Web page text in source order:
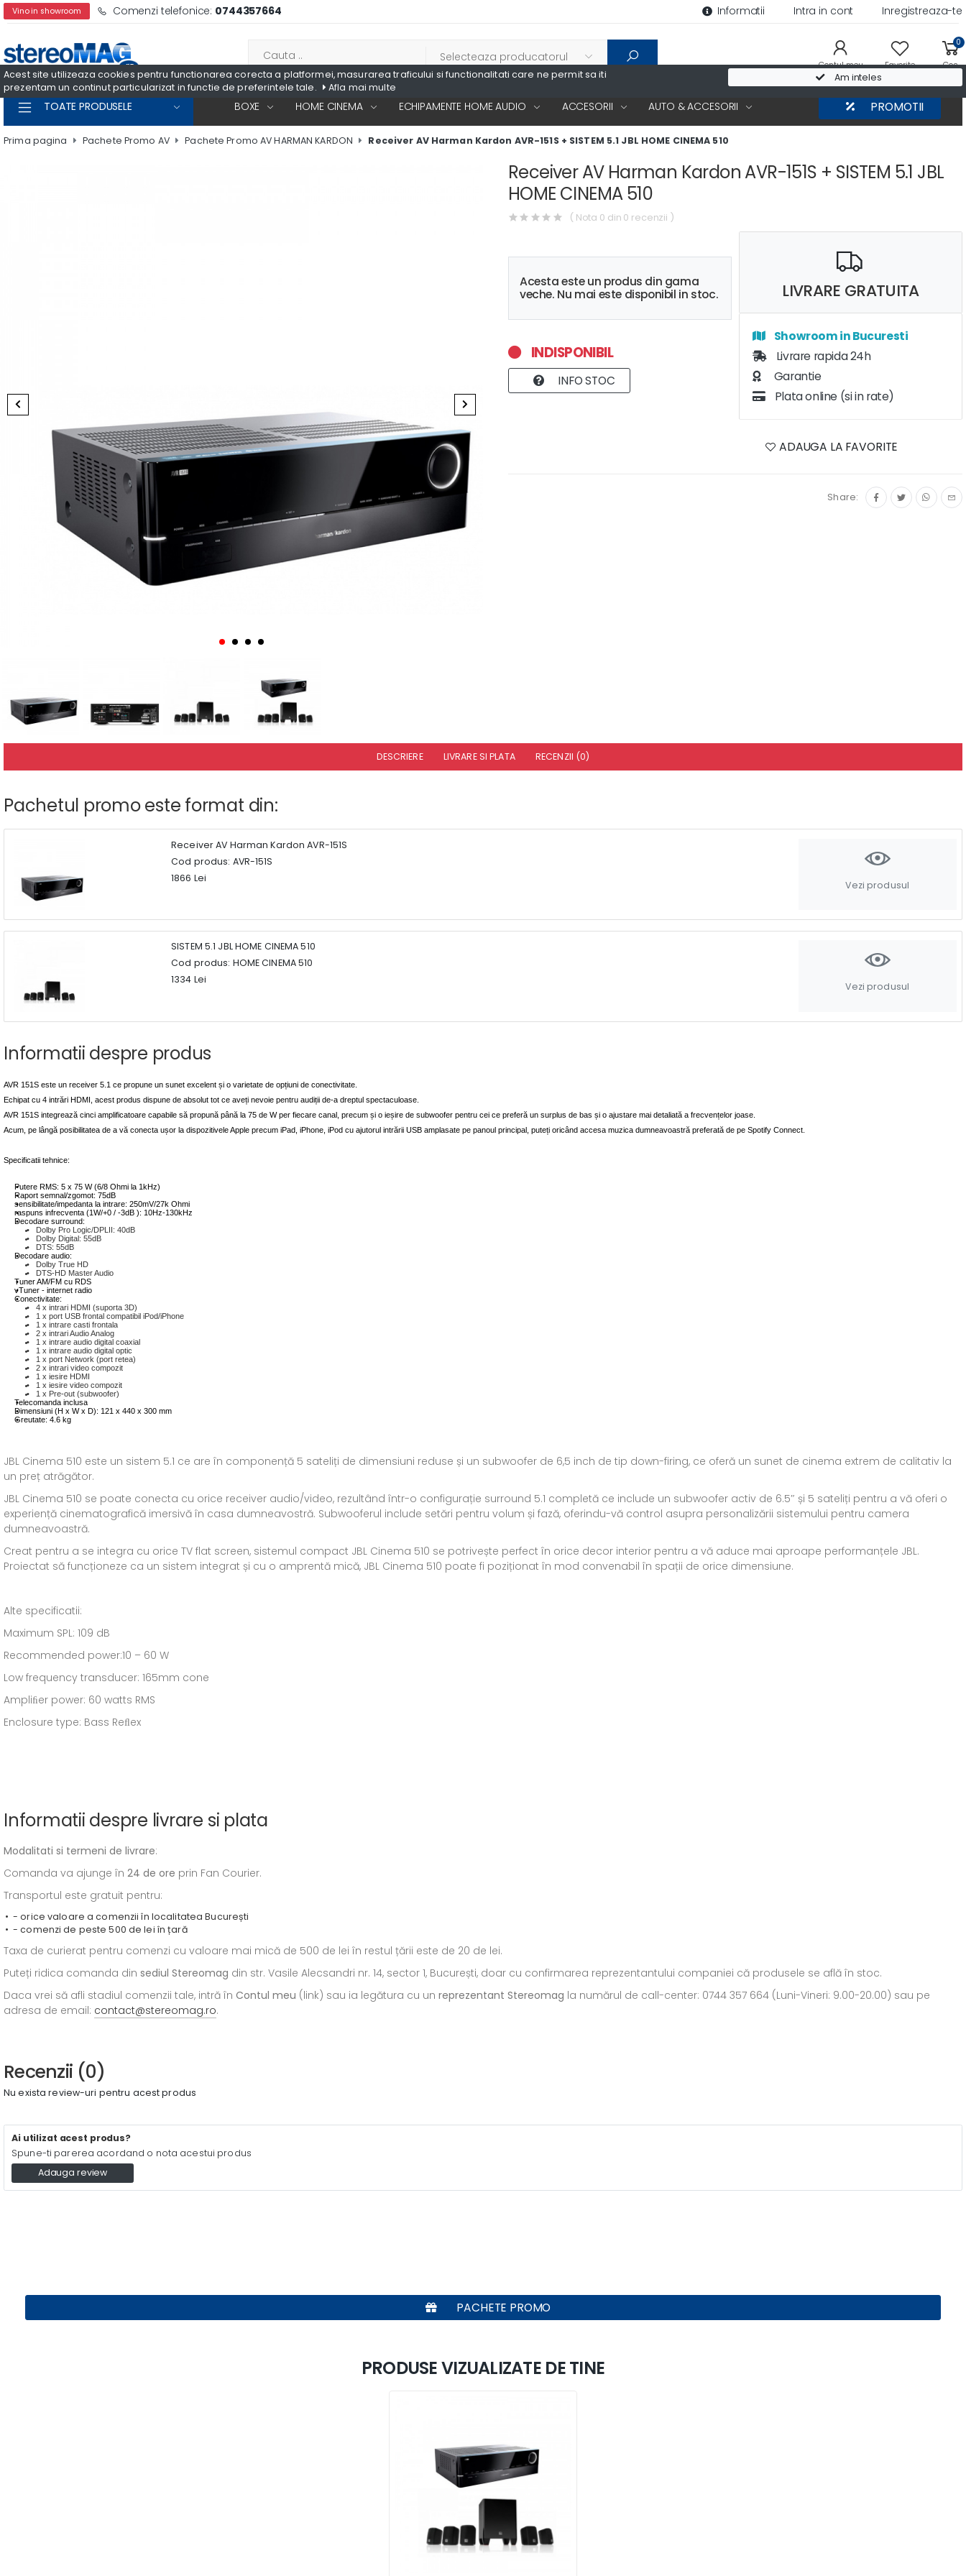
Acest site utilizeaza cookies pentru functionarea corecta a platformei, masurarea traficului si functionalitati care ne permit sa iti
prezentam un continut particularizat in functie de preferintele tale.
Afla mai multe
Am inteles
Vino in showroom Comenzi telefonice: 0744357664 Informatii Intra in cont Inregistreaza-te
Contul meu Favorite
0
Cos
TOATE PRODUSELE BOXE HOME CINEMA ECHIPAMENTE HOME AUDIO ACCESORII AUTO & ACCESORII PROMOTII
Prima pagina Pachete Promo AV Pachete Promo AV HARMAN KARDON Receiver AV Harman Kardon AVR-151S + SISTEM 5.1 JBL HOME CINEMA 510
Receiver AV Harman Kardon AVR-151S + SISTEM 5.1 JBL
HOME CINEMA 510
( Nota 0 din 0 recenzii )
Acesta este un produs din gama
veche. Nu mai este disponibil in stoc.
INDISPONIBIL
INFO STOC
LIVRARE GRATUITA
Showroom in Bucuresti
Livrare rapida 24h
Garantie
Plata online (si in rate)
ADAUGA LA FAVORITE
Share:
DESCRIERE LIVRARE SI PLATA RECENZII (0)
Pachetul promo este format din:
Receiver AV Harman Kardon AVR-151S
Cod produs: AVR-151S
1866 Lei
Vezi produsul
SISTEM 5.1 JBL HOME CINEMA 510
Cod produs: HOME CINEMA 510
1334 Lei
Vezi produsul
Informatii despre produs
AVR 151S este un receiver 5.1 ce propune un sunet excelent și o varietate de opțiuni de conectivitate.
Echipat cu 4 intrări HDMI, acest produs dispune de absolut tot ce aveți nevoie pentru audiții de-a dreptul spectaculoase.
AVR 151S integrează cinci amplificatoare capabile să propună până la 75 de W per fiecare canal, precum și o ieșire de subwoofer pentru cei ce preferă un surplus de bas și o ajustare mai detaliată a frecvențelor joase.
Acum, pe lângă posibilitatea de a vă conecta ușor la dispozitivele Apple precum iPad, iPhone, iPod cu ajutorul intrării USB amplasate pe panoul principal, puteți oricând accesa muzica dumneavoastră preferată de pe Spotify Connect
Specificatii tehnice:
Putere RMS: 5 x 75 W (6/8 Ohmi la 1kHz)
Raport semnal/zgomot: 75dB
sensibilitate/impedanta la intrare: 250mV/27k Ohmi
raspuns infrecventa (1W/+0 / -3dB ): 10Hz-130kHz
Decodare surround:
Dolby Pro Logic/DPLII: 40dB
Dolby Digital: 55dB
DTS: 55dB
Decodare audio:
Dolby True HD
DTS-HD Master Audio
Tuner AM/FM cu RDS
vTuner - internet radio
Conectivitate:
4 x intrari HDMI (suporta 3D)
1 x port USB frontal compatibil iPod/iPhone
1 x intrare casti frontala
2 x intrari Audio Analog
1 x intrare audio digital coaxial
1 x intrare audio digital optic
1 x port Network (port retea)
2 x intrari video compozit
1 x iesire HDMI
1 x iesire video compozit
1 x Pre-out (subwoofer)
Telecomanda inclusa
Dimensiuni (H x W x D): 121 x 440 x 300 mm
Greutate: 4.6 kg
JBL Cinema 510 este un sistem 5.1 ce are în componență 5 sateliți de dimensiuni reduse și un subwoofer de 6,5 inch de tip down-firing, ce oferă un sunet de cinema extrem de calitativ la
un preț atrăgător.
JBL Cinema 510 se poate conecta cu orice receiver audio/video, rezultând într-o configurație surround 5.1 completă ce include un subwoofer activ de 6.5″ și 5 sateliți pentru a vă oferi o
experiență cinematografică imersivă în casa dumneavostră. Subwooferul include setări pentru volum și fază, oferindu-vă control asupra personalizării sistemului pentru camera
dumneavoastră.
Creat pentru a se integra cu orice TV flat screen, sistemul compact JBL Cinema 510 se potrivește perfect în orice decor interior pentru a vă aduce mai aproape performanțele JBL.
Proiectat să funcționeze ca un sistem integrat și cu o amprentă mică, JBL Cinema 510 poate fi poziționat în mod convenabil în spații de orice dimensiune.
Alte specificatii:
Maximum SPL: 109 dB
Recommended power:10 – 60 W
Low frequency transducer: 165mm cone
Ampliﬁer power: 60 watts RMS
Enclosure type: Bass Reﬂex
Informatii despre livrare si plata
Modalitati si termeni de livrare:
Comanda va ajunge în 24 de ore prin Fan Courier.
Transportul este gratuit pentru:
- orice valoare a comenzii în localitatea București
- comenzi de peste 500 de lei în țară
Taxa de curierat pentru comenzi cu valoare mai mică de 500 de lei în restul țării este de 20 de lei.
Puteți ridica comanda din sediul Stereomag din str. Vasile Alecsandri nr. 14, sector 1, București, doar cu confirmarea reprezentantului companiei că produsele se află în stoc.
Daca vrei să afli stadiul comenzii tale, intră în Contul meu (link) sau ia legătura cu un reprezentant Stereomag la numărul de call-center: 0744 357 664 (Luni-Vineri: 9.00-20.00) sau pe
adresa de email: contact@stereomag.ro.
Recenzii (0)
Nu exista review-uri pentru acest produs
Ai utilizat acest produs?
Spune-ti parerea acordand o nota acestui produs
Adauga review
PACHETE PROMO
PRODUSE VIZUALIZATE DE TINE